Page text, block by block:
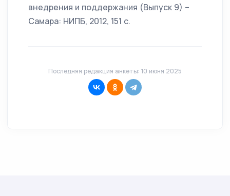
внедрения и поддержания (Выпуск 9) –
Самара: НИПБ, 2012, 151 с.
Последняя редакция анкеты: 10 июня 2025